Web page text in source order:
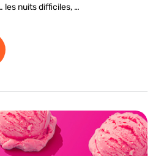
les nuits difficiles, …